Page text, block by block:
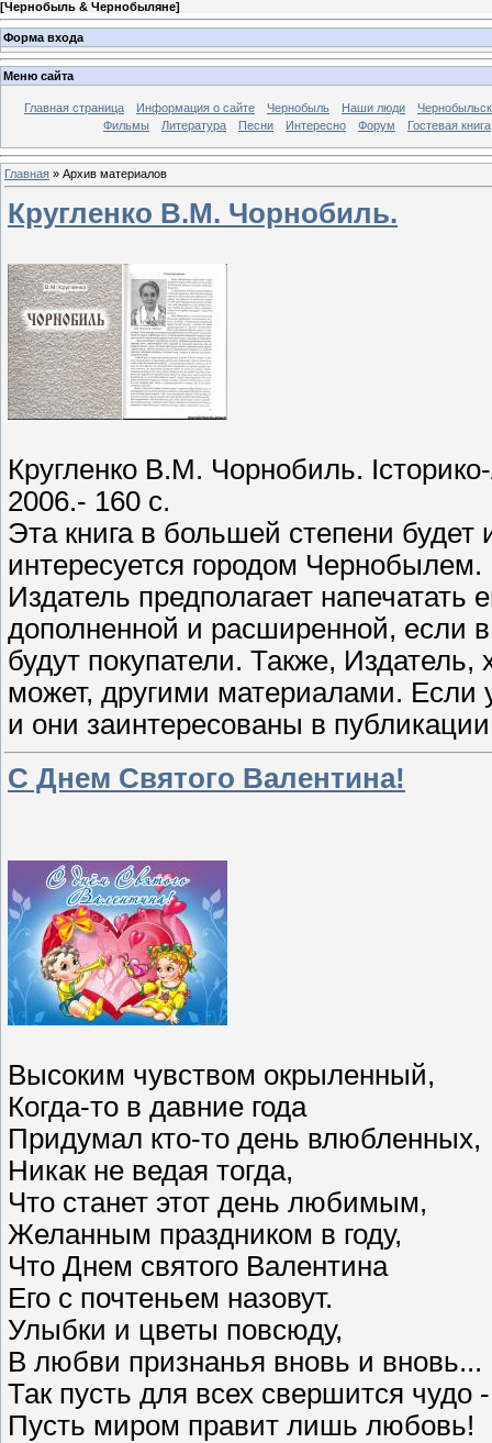
[Чернобыль & Чернобыляне]
Форма входа
Меню сайта
Главная страница Информация о сайте Чернобыль Наши люди
Фильмы
Литература Песни Интересно Форум Гостевая книга
Главная » Архив материалов
Кругленко В.М. Чорнобиль.
Кругленко В.М. Чорнобиль.
2006.- 160 с.
Эта книга в большей степени
интересуется городом Чернобылем.
Издатель предполагает
дополненной и расширенной, если
будут покупатели. Также,
может, другими материалами.
и они заинтересованы в
С Днем Святого Валентина!
Высоким чувством окрыленный,
Когда-то в давние года
Придумал кто-то день влюбленных,
Никак не ведая тогда,
Что станет этот день любимым,
Желанным праздником в году,
Что Днем святого Валентина
Его с почтеньем назовут.
Улыбки и цветы повсюду,
В любви признанья вновь и вновь...
Так пусть для всех свершится чудо -
Пусть миром правит лишь любовь!